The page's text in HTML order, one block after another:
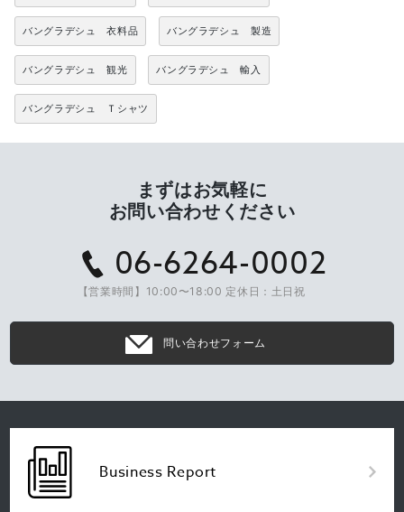
バングラデシュ 衣料品 バングラデシュ 製造
バングラデシュ 観光 バングラデシュ 輸入
バングラデシュ Ｔシャツ
まずはお気軽に
お問い合わせください
06-6264-0002
【営業時間】10:00〜18:00 定休日：土日祝
問い合わせフォーム
Business Report